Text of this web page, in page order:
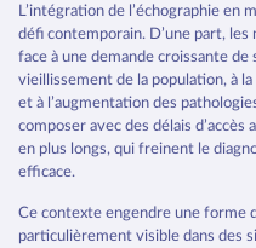
L’intégration de l’échographie en
défi contemporain. D’une part,
face à une demande croissante
vieillissement de la population, à
et à l’augmentation des
composer avec des délais
en plus longs, qui freinent le
efficace.
Ce contexte engendre une forme
particulièrement visible dans des